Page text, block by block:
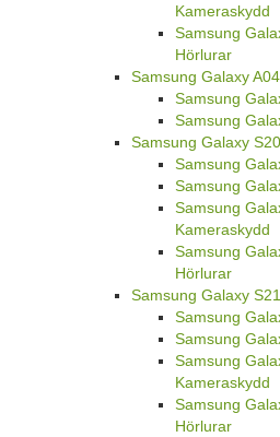
Kameraskydd
Samsung
Hörlurar
Samsung Galaxy
Samsung
Samsung
Samsung Galaxy
Samsung
Samsung
Samsung
Kameraskydd
Samsung
Hörlurar
Samsung Galaxy
Samsung
Samsung
Samsung
Kameraskydd
Samsung
Hörlurar